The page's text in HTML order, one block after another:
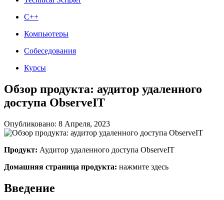
C++
Компьютеры
Собеседования
Курсы
Обзор продукта: аудитор удаленного
доступа ObserveIT
Опубликовано: 8 Апреля, 2023
Продукт: Аудитор удаленного доступа ObserveIT
Домашняя страница продукта: нажмите здесь
Введение